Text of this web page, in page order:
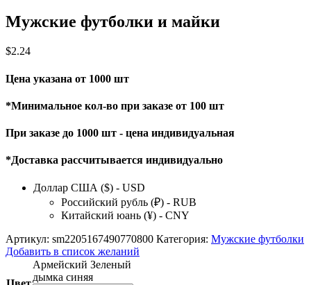
Мужские футболки и майки
$2.24
Цена указана от 1000 шт
*Минимальное кол-во при заказе от 100 шт
При заказе до 1000 шт - цена индивидуальная
*Доставка рассчитывается индивидуально
Доллар США ($) - USD
Российский рубль (₽) - RUB
Китайский юань (¥) - CNY
Артикул: sm2205167490770800 Категория: Мужские футболки
Добавить в список желаний
Армейский Зеленый
дымка синяя